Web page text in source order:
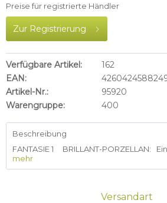
Preise für registrierte Händler
Zur Registrierung
Verfügbare Artikel:
162
EAN:
Artikel-Nr.:
95920
Warengruppe:
400
Beschreibung
FANTASIE 1 BRILLANT-PORZELLAN:
mehr
Versandart